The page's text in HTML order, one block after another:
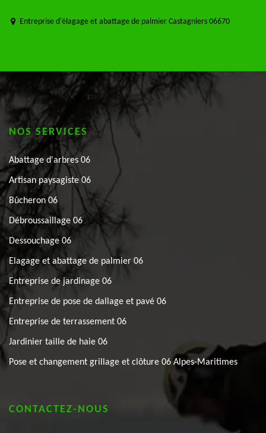
Entreprise d'élagage et abattage de palmier Castagniers 06670
NOS SERVICES
Abattage d'arbres 06
Artisan paysagiste 06
Bûcheron 06
Débroussaillage 06
Dessouchage 06
Elagage et abattage de palmier 06
Entreprise de jardinage 06
Entreprise de pose de dallage et pavé 06
Entreprise de terrassement 06
Jardinier taille de haie 06
Pose et changement grillage et clôture 06 Alpes-Maritimes
CONTACTEZ-NOUS